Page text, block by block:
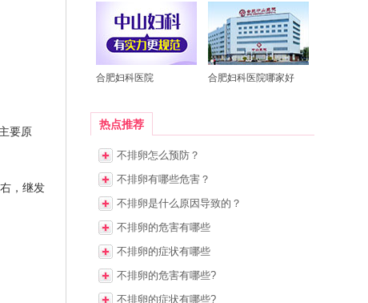
要原
，继发
合肥妇科医院 合肥妇科医院哪家好
热点推荐
不排卵怎么预防？
不排卵有哪些危害？
不排卵是什么原因导致的？
不排卵的危害有哪些
不排卵的症状有哪些
不排卵的危害有哪些?
不排卵的症状有哪些?